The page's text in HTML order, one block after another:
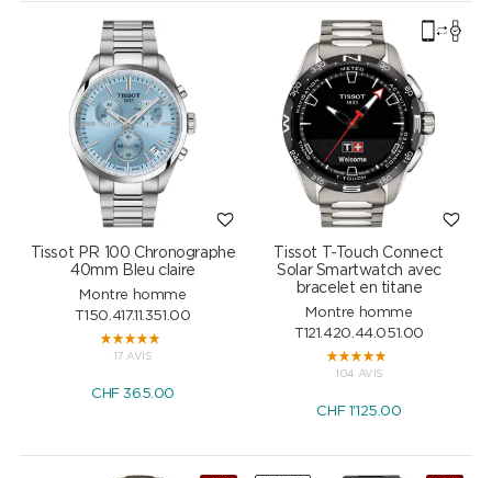
Tissot PR 100 Chronographe
40mm Bleu claire
Montre homme
T150.417.11.351.00
17 AVIS
CHF365.00
Tissot T-Touch Connect
Solar Smartwatch avec
bracelet en titane
Montre homme
T121.420.44.051.00
104 AVIS
CHF1'125.00